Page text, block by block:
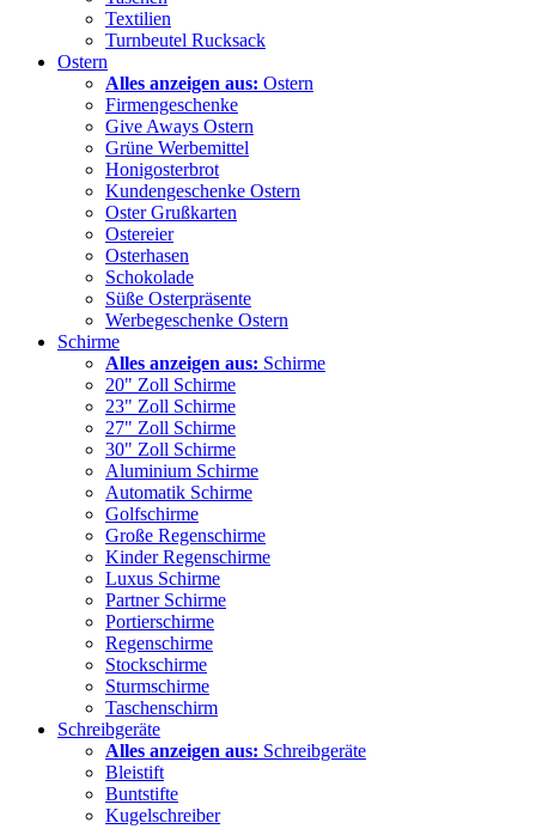
Textilien
Turnbeutel Rucksack
Ostern
Alles anzeigen aus: Ostern
Firmengeschenke
Give Aways Ostern
Grüne Werbemittel
Honigosterbrot
Kundengeschenke Ostern
Oster Grußkarten
Ostereier
Osterhasen
Schokolade
Süße Osterpräsente
Werbegeschenke Ostern
Schirme
Alles anzeigen aus: Schirme
20" Zoll Schirme
23" Zoll Schirme
27" Zoll Schirme
30" Zoll Schirme
Aluminium Schirme
Automatik Schirme
Golfschirme
Große Regenschirme
Kinder Regenschirme
Luxus Schirme
Partner Schirme
Portierschirme
Regenschirme
Stockschirme
Sturmschirme
Taschenschirm
Schreibgeräte
Alles anzeigen aus: Schreibgeräte
Bleistift
Buntstifte
Kugelschreiber